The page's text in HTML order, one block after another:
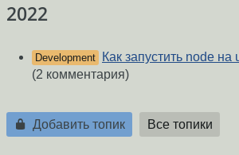
2022
Development
Как запустить node на
(2 комментария)
Добавить топик Все топики